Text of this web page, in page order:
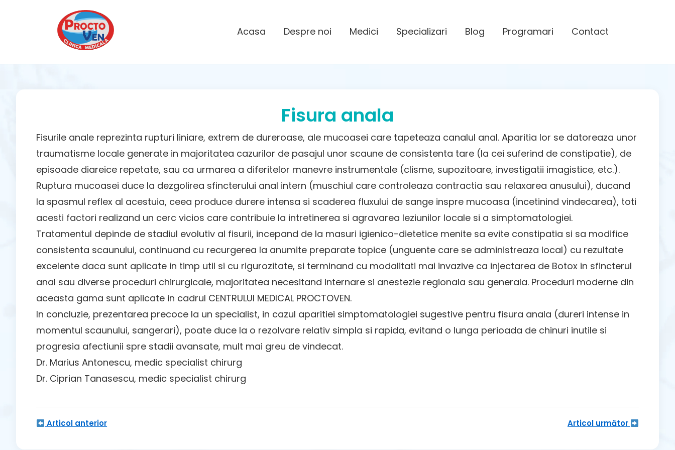
Acasa Despre noi Medici Specializari Blog Programari Contact
Fisura anala
Fisurile anale reprezinta rupturi liniare, extrem de dureroase, ale mucoasei care tapeteaza canalul anal. Aparitia lor se datoreaza unor
traumatisme locale generate in majoritatea cazurilor de pasajul unor scaune de consistenta tare (la cei suferind de constipatie), de
episoade diareice repetate, sau ca urmarea a diferitelor manevre instrumentale (clisme, supozitoare, investigatii imagistice, etc.).
Ruptura mucoasei duce la dezgolirea sfincterului anal intern (muschiul care controleaza contractia sau relaxarea anusului), ducand
la spasmul reflex al acestuia, ceea produce durere intensa si scaderea fluxului de sange inspre mucoasa (incetinind vindecarea), toti
acesti factori realizand un cerc vicios care contribuie la intretinerea si agravarea leziunilor locale si a simptomatologiei.
Tratamentul depinde de stadiul evolutiv al fisurii, incepand de la masuri igienico-dietetice menite sa evite constipatia si sa modifice
consistenta scaunului, continuand cu recurgerea la anumite preparate topice (unguente care se administreaza local) cu rezultate
excelente daca sunt aplicate in timp util si cu rigurozitate, si terminand cu modalitati mai invazive ca injectarea de Botox in sfincterul
anal sau diverse proceduri chirurgicale, majoritatea necesitand internare si anestezie regionala sau generala. Proceduri moderne din
aceasta gama sunt aplicate in cadrul CENTRULUI MEDICAL PROCTOVEN.
In concluzie, prezentarea precoce la un specialist, in cazul aparitiei simptomatologiei sugestive pentru fisura anala (dureri intense in
momentul scaunului, sangerari), poate duce la o rezolvare relativ simpla si rapida, evitand o lunga perioada de chinuri inutile si
progresia afectiunii spre stadii avansate, mult mai greu de vindecat.
Dr. Marius Antonescu, medic specialist chirurg
Dr. Ciprian Tanasescu, medic specialist chirurg
Articol anterior Articol următor